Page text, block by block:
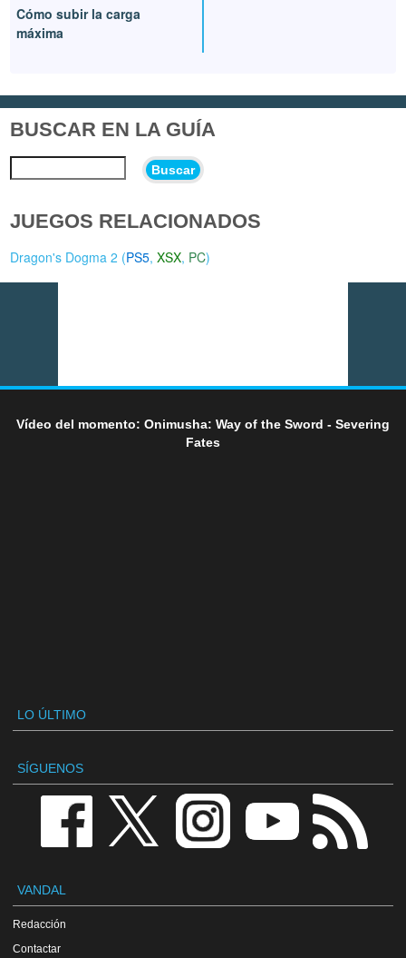
Cómo subir la carga
máxima
BUSCAR EN LA GUÍA
Buscar
JUEGOS RELACIONADOS
Dragon's Dogma 2 (PS5,XSX, PC)
Vídeo del momento: Onimusha: Way of the Sword - Severing
Fates
LO ÚLTIMO
SÍGUENOS
VANDAL
Redacción
Contactar